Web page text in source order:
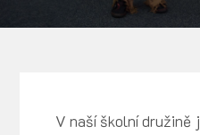
V naší školní družině